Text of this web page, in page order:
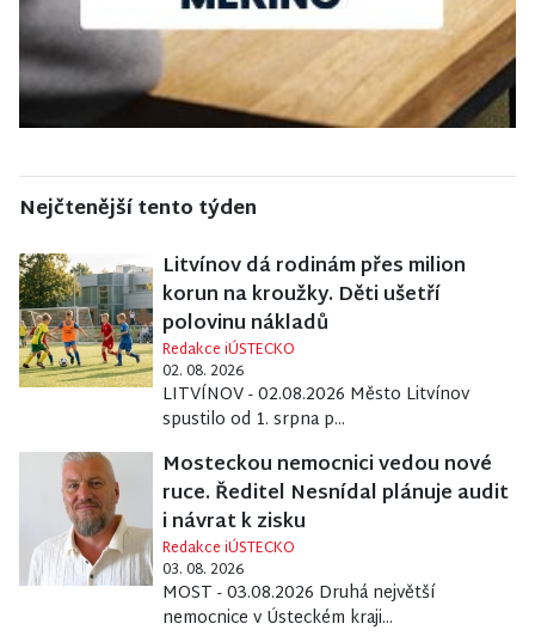
Nejčtenější tento týden
Litvínov dá rodinám přes milion
korun na kroužky. Děti ušetří
polovinu nákladů
Redakce iÚSTECKO
02. 08. 2026
LITVÍNOV - 02.08.2026 Město Litvínov
spustilo od 1. srpna p...
Mosteckou nemocnici vedou nové
ruce. Ředitel Nesnídal plánuje audit
i návrat k zisku
Redakce iÚSTECKO
03. 08. 2026
MOST - 03.08.2026 Druhá největší
nemocnice v Ústeckém kraji...